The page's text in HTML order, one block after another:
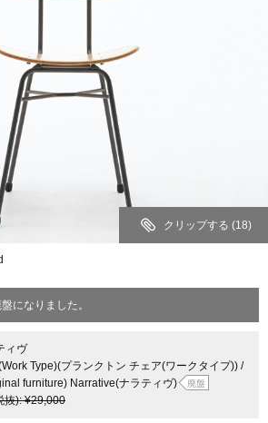
クリップする (18)
になりました。
ィヴ
Type)(プランクトン チェア(ワークタイプ)) /
furniture) Narrative(ナラティヴ)
廃盤
抜): ¥29,000